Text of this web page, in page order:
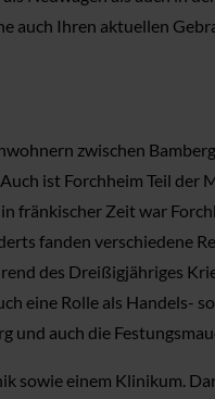
Ihren aktuellen
zwischen
ist Forchheim Teil
Zeit war
fanden verschiedene
des Dreißigjähriges
eine Rolle als Handels-
und auch die
einem Klinikum.